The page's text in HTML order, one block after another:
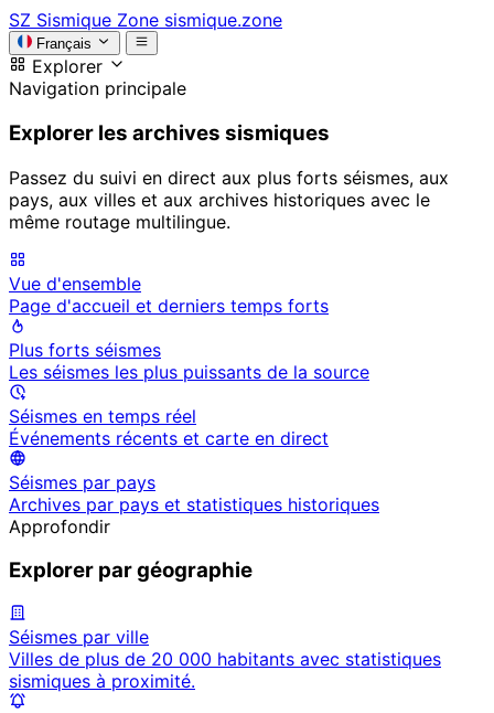
SZ Sismique Zone sismique.zone
Français
Explorer
Navigation principale
Explorer les archives sismiques
Passez du suivi en direct aux plus forts séismes, aux
pays, aux villes et aux archives historiques avec le
même routage multilingue.
Vue d'ensemble
Page d'accueil et derniers temps forts
Plus forts séismes
Les séismes les plus puissants de la source
Séismes en temps réel
Événements récents et carte en direct
Séismes par pays
Archives par pays et statistiques historiques
Approfondir
Explorer par géographie
Séismes par ville
Villes de plus de 20 000 habitants avec statistiques
sismiques à proximité.